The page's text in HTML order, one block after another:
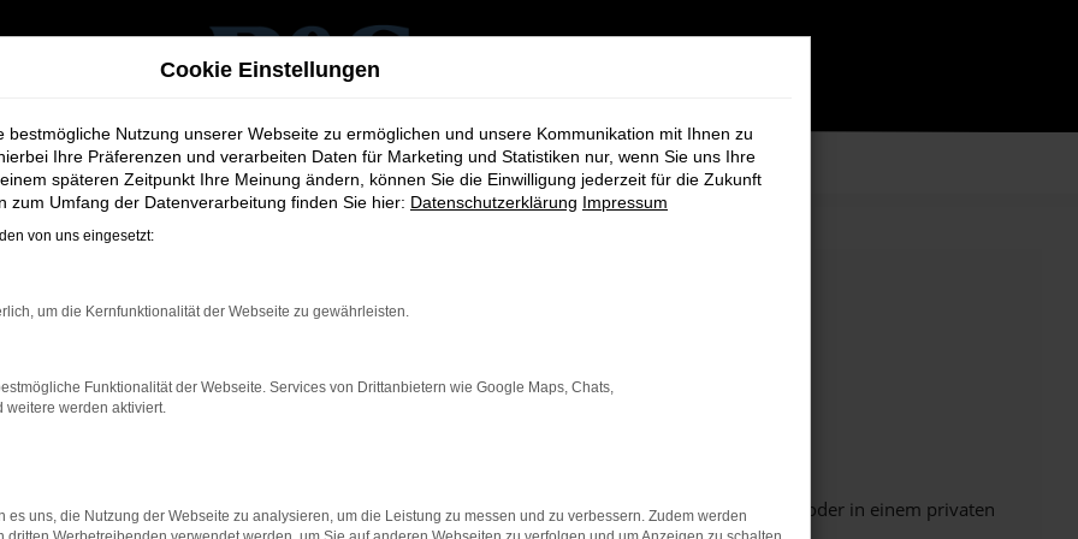
das Laden bestimmter Seiten verhindern. Funktioniert die Seite in einem anderen Browser oder in einem privaten
Cookie Einstellungen
bestmögliche Nutzung unserer Webseite zu ermöglichen und unsere Kommunikation mit Ihnen zu
Ihre Präferenzen und verarbeiten Daten für Marketing und Statistiken nur, wenn Sie uns Ihre
späteren Zeitpunkt Ihre Meinung ändern, können Sie die Einwilligung jederzeit für die Zukunft
zum Umfang der Datenverarbeitung finden Sie hier: Datenschutzerklärung Impressum
von uns eingesetzt:
um die Kernfunktionalität der Webseite zu gewährleisten.
Funktionalität der Webseite. Services von Drittanbietern wie Google Maps, Chats,
weitere werden aktiviert.
es uns, die Nutzung der Webseite zu analysieren, um die Leistung zu messen und zu verbessern. Zudem werden